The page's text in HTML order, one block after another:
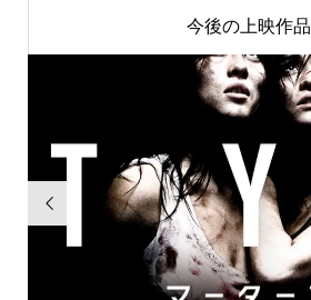
今後の上映作品
